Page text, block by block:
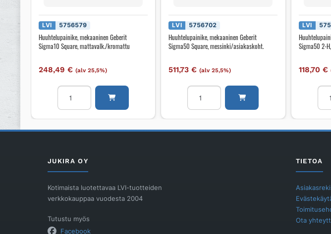
LVI 5756579
Huuhtelupainike, mekaaninen Geberit
Sigma10 Square, mattavalk./kromattu
248,49€ (alv 25,5%)
Huuhtelupainike,
mekaaninen
Geberit
Square,
LVI 5756702
Huuhtelupainike, mekaaninen Geberit
Sigma50 Square, messinki/asiakaskoht.
511,73€ (alv 25,5%)
Huuhtelupainike,
mekaaninen
Geberit
Square,
LVI
Sigma50 2-
118,70 €
2-
JUKIRA OY
Kotimaista luotettavaa LVI-tuotteiden
verkkokauppaa vuodesta 2004
Tutustu myös
Facebook
TIETOA
Ota